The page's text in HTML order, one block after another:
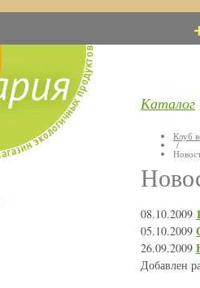
Каталог
Клуб
/
08.10.2009
05.10.2009
26.09.2009
Добавлен